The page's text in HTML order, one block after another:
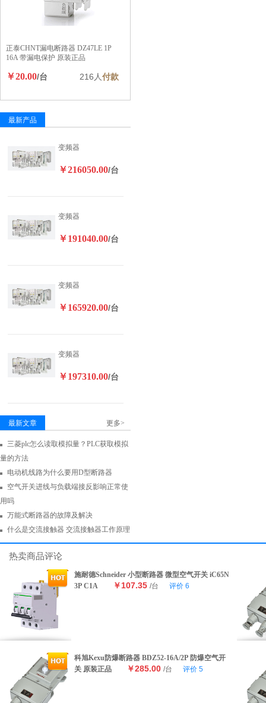
正泰CHNT漏电断路器 DZ47LE 1P
16A 带漏电保护 原装正品
￥20.00/台 216人付款
最新产品
变频器
￥216050.00/台
变频器
￥191040.00/台
变频器
￥165920.00/台
变频器
￥197310.00/台
最新文章 更多>
三菱plc怎么读取模拟量？PLC获取模拟
量的方法
电动机线路为什么要用D型断路器
空气开关进线与负载端接反影响正常使
用吗
万能式断路器的故障及解决
什么是交流接触器 交流接触器工作原理
热卖商品评论
施耐德Schneider 小型断路器 微型空气开关 iC65N
3P C1A
￥107.35 /台 评价 6
科旭Kexu防爆断路器 BDZ52-16A/2P 防爆空气开
关 原装正品
￥285.00 /台 评价 5